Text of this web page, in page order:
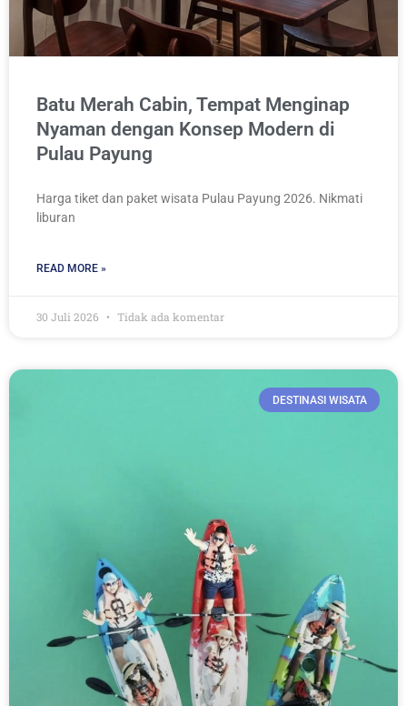
Batu Merah Cabin, Tempat Menginap
Nyaman dengan Konsep Modern di
Pulau Payung
Harga tiket dan paket wisata Pulau Payung 2026. Nikmati
liburan
READ MORE »
30 Juli 2026 Tidak ada komentar
DESTINASI WISATA